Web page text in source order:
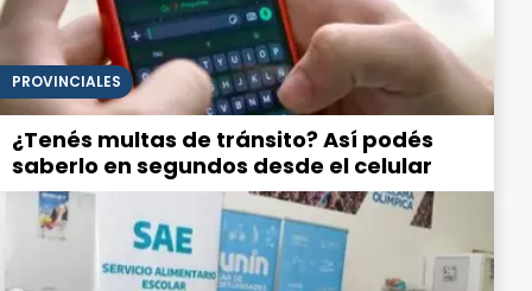
PROVINCIALES
¿Tenés multas de tránsito? Así podés
saberlo en segundos desde el celular